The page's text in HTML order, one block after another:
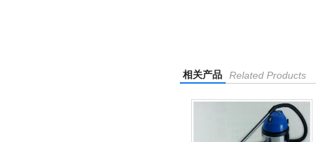
相关产品 Related Products